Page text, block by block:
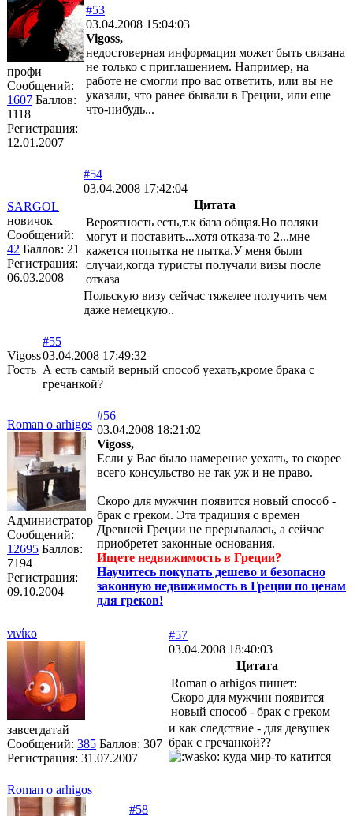
профи
Сообщений:
1607 Баллов:
1118
Регистрация:
12.01.2007
#53
03.04.2008 15:04:03
Vigoss,
недостоверная информация может быть связана
не только с приглашением. Например, на
работе не смогли про вас ответить, или вы не
указали, что ранее бывали в Греции, или еще
что-нибудь...
SARGOL
новичок
Сообщений:
42 Баллов: 21
Регистрация:
06.03.2008
#54
03.04.2008 17:42:04
Цитата
Вероятность есть,т.к база общая.Но поляки
могут и поставить...хотя отказа-то 2...мне
кажется попытка не пытка.У меня были
случаи,когда туристы получали визы после
отказа
Польскую визу сейчас тяжелее получить чем
даже немецкую..
Vigoss
Гость
#55
03.04.2008 17:49:32
А есть самый верный способ уехать,кроме брака с
гречанкой?
Roman o arhigos
Администратор
Сообщений:
12695 Баллов:
7194
Регистрация:
09.10.2004
#56
03.04.2008 18:21:02
Vigoss,
Если у Вас было намерение уехать, то скорее
всего консульство не так уж и не право.
Скоро для мужчин появится новый способ -
брак с греком. Эта традиция с времен
Древней Греции не прерывалась, а сейчас
приобретет законные основания.
Ищете недвижимость в Греции?
Научитесь покупать дешево и безопасно
законную недвижимость в Греции по ценам
для греков!
νινίκο
завсегдатай
Сообщений: 385 Баллов: 307
Регистрация: 31.07.2007
#57
03.04.2008 18:40:03
Цитата
Roman o arhigos пишет:
Скоро для мужчин появится
новый способ - брак с греком
и как следствие - для девушек
брак с гречанкой??
куда мир-то катится
Roman o arhigos
#58